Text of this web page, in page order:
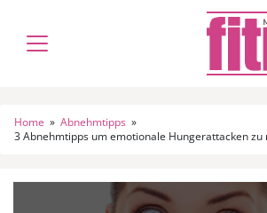
Home » Abnehmtipps »
3 Abnehmtipps um emotionale Hungerattacken zu